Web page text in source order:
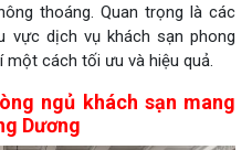
thoáng. Quan trọng là các
vực dịch vụ khách sạn phong
cách tối ưu và hiệu quả.
ngủ khách sạn mang
Dương